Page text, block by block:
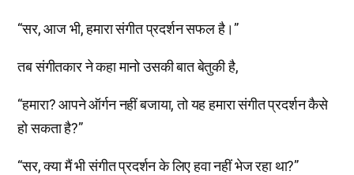
“सर, आज भी, हमारा संगीत प्रदर्शन सफल है।”
तब संगीतकार ने कहा मानो उसकी बात बेतुकी है,
“हमारा? आपने ऑर्गन नहीं बजाया, तो यह हमारा संगीत प्रदर्शन कैसे
हो सकता है?”
“सर, क्या मैं भी संगीत प्रदर्शन के लिए हवा नहीं भेज रहा था?”